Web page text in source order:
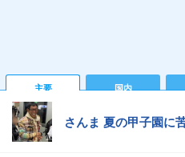
主要 国内
さんま 夏の甲子園に